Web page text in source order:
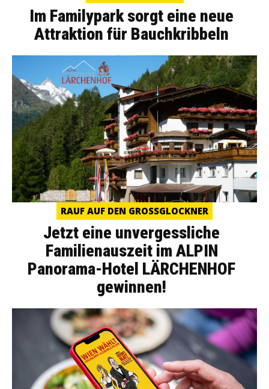
Im Familypark sorgt eine neue
Attraktion für Bauchkribbeln
RAUF AUF DEN GROSSGLOCKNER
Jetzt eine unvergessliche
Familienauszeit im ALPIN
Panorama-Hotel LÄRCHENHOF
gewinnen!